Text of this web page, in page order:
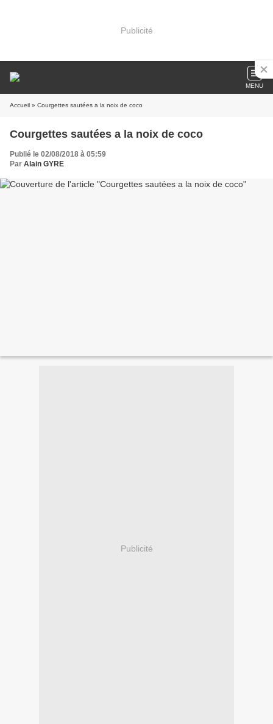
Publicité
MENU
Accueil » Courgettes sautées a la noix de coco
Courgettes sautées a la noix de coco
Publié le 02/08/2018 à 05:59
Par Alain GYRE
Publicité